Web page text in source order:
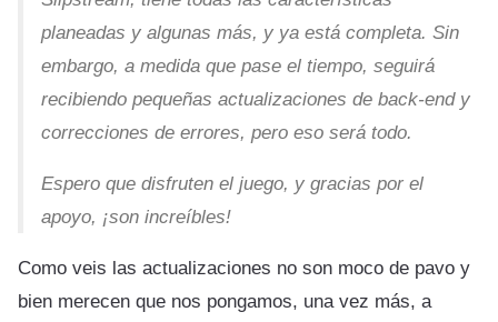
planeadas y algunas más, y ya está completa. Sin
embargo, a medida que pase el tiempo, seguirá
recibiendo pequeñas actualizaciones de back-end y
correcciones de errores, pero eso será todo.
Espero que disfruten el juego, y gracias por el
apoyo, ¡son increíbles!
Como veis las actualizaciones no son moco de pavo y
bien merecen que nos pongamos, una vez más, a